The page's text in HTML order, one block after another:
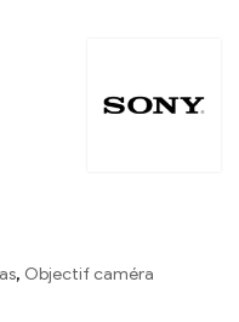
, Objectif caméra